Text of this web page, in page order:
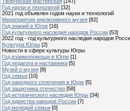
Год науки и технологий [32]
2021 год объявлен годом науки и технологий
Мероприятия инклюзивного музея [82]
Год знаний в Югре [16]
Год культурного наследия народов России [53]
2022 год - год культурного наследия народов
Культура Югры [2]
Новости в сфере культуры Югры
Год взаимопомощи в Югре [1]
Год педагога и наставника [5]
Музей о музее [8]
Год семьи [10]
Год народного сплочения в Югре [5]
Год защитника отечества [58]
Год исторического наследия Югры [34]
Год единства народов России [7]
Год молодой семьи [0]